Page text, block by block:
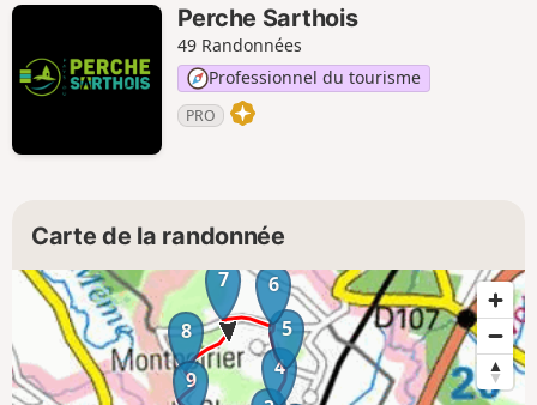
Perche Sarthois
49 Randonnées
Professionnel du tourisme
PRO
Carte de la randonnée
4
5
6
7
8
9